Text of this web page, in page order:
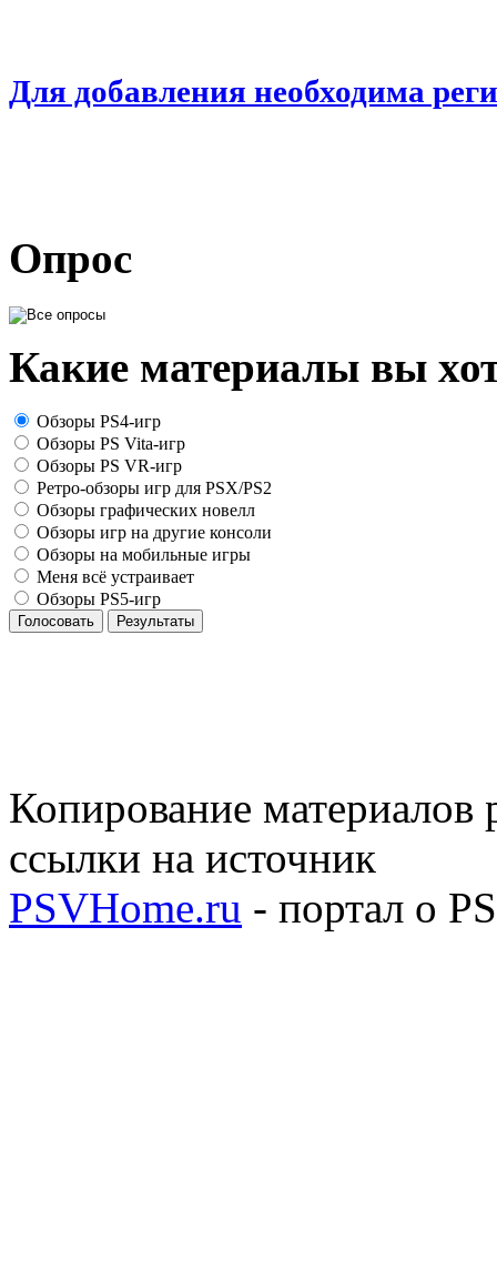
Для добавления необходима
Опрос
Какие материалы вы
Обзоры PS4-игр
Обзоры PS Vita-игр
Обзоры PS VR-игр
Ретро-обзоры игр для PSX/PS2
Обзоры графических новелл
Обзоры игр на другие консоли
Обзоры на мобильные игры
Меня всё устраивает
Обзоры PS5-игр
Голосовать Результаты
Копирование материалов
ссылки на источник
PSVHome.ru - портал о